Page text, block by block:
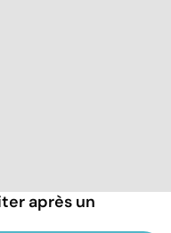
après un